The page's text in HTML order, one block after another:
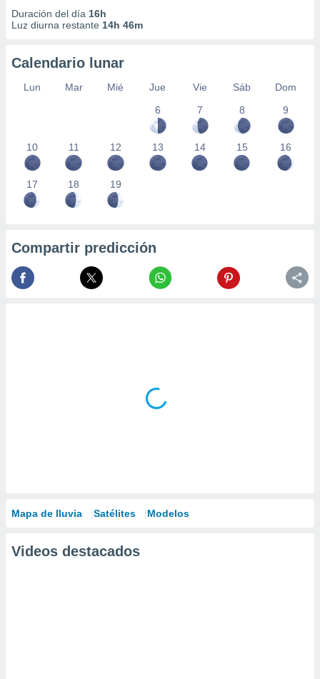
Duración del día 16h
Luz diurna restante 14h 46m
Calendario lunar
Lun Mar Mié Jue Vie Sáb
Dom
6
7 8 9
10 11 12 13 14 15 16
17 18 19
Compartir predicción
Mapa de lluvia Satélites Modelos
Videos destacados